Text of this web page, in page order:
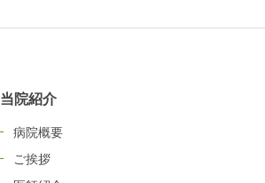
当院紹介
病院概要
ご挨拶